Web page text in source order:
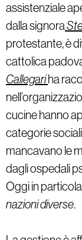
assistenziale
dalla signora
protestante, è
cattolica
Callegariha
cucine hanno
categorie
mancavano le
dagli ospedali
Oggi in
nazioni diverse.